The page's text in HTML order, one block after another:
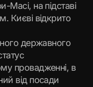
Масі, на підставі
Києві відкрито
державного
провадженні, в
від посади